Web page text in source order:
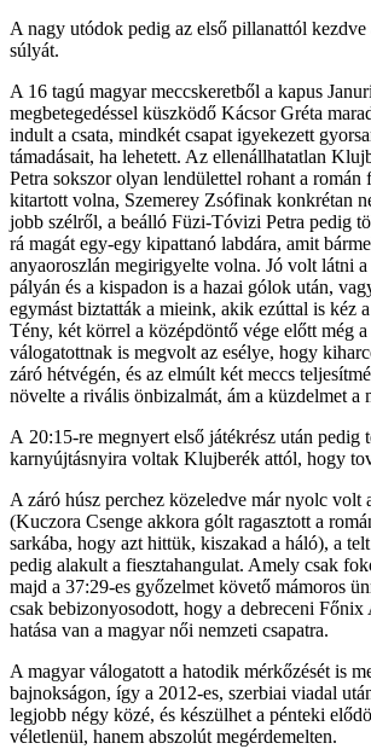
A nagy utódok pedig az első pillanattól kezdve
súlyát.
A 16 tagú magyar meccskeretből a kapus
megbetegedéssel küszködő Kácsor Gréta
indult a csata, mindkét csapat igyekezett
támadásait, ha lehetett. Az ellenállhatatlan
Petra sokszor olyan lendülettel rohant a román
kitartott volna, Szemerey Zsófinak konkrétan
jobb szélről, a beálló Füzi-Tóvizi Petra pedig
rá magát egy-egy kipattanó labdára, amit
anyaoroszlán megirigyelte volna. Jó volt látni
pályán és a kispadon is a hazai gólok után,
egymást biztatták a mieink, akik ezúttal is kéz
Tény, két körrel a középdöntő vége előtt még
válogatottnak is megvolt az esélye, hogy
záró hétvégén, és az elmúlt két meccs
növelte a rivális önbizalmát, ám a küzdelmet a
A 20:15-re megnyert első játékrész után pedig
karnyújtásnyira voltak Klujberék attól, hogy
A záró húsz perchez közeledve már nyolc volt
(Kuczora Csenge akkora gólt ragasztott a
sarkába, hogy azt hittük, kiszakad a háló), a
pedig alakult a fiesztahangulat. Amely csak
majd a 37:29-es győzelmet követő mámoros
csak bebizonyosodott, hogy a debreceni Főnix
hatása van a magyar női nemzeti csapatra.
A magyar válogatott a hatodik mérkőzését is
bajnokságon, így a 2012-es, szerbiai viadal
legjobb négy közé, és készülhet a pénteki
véletlenül, hanem abszolút megérdemelten.